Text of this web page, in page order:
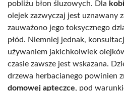
pobliżu błon śluzowych. Dla
olejek zazwyczaj jest uznawany
zauważono jego toksycznego
płód. Niemniej jednak,
używaniem jakichkolwiek
czasie zawsze jest wskazana.
drzewa herbacianego powinien
domowej apteczce, pod